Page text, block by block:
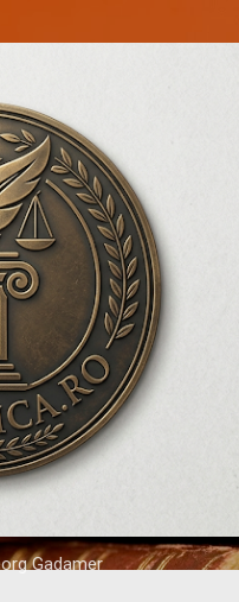
Gadamer